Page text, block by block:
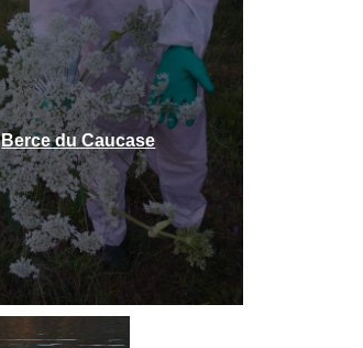
Berce du Caucase